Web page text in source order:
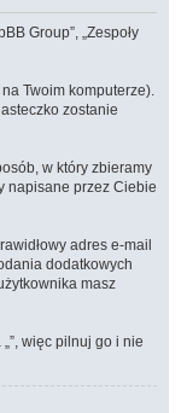
Group”, „Zespoły
Twoim komputerze).
zostanie
w który zbieramy
napisane przez Ciebie
adres e-mail
dodatkowych
masz
więc pilnuj go i nie